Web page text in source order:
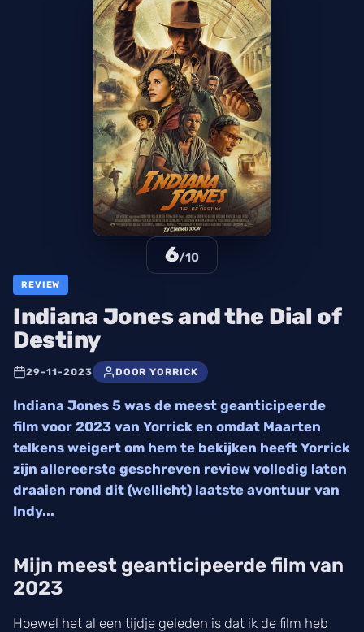
REVIEW
Indiana Jones and the Dial of
Destiny
29-11-2023 DOOR YORRICK
6/10
Indiana Jones 5 was de meest geanticipeerde
film voor 2023 van Yorrick en omdat Maarten
telkens weigert om hem te bekijken heeft Yorrick
zijn allereerste geschreven review volledig laten
draaien rond dit (wellicht) laatste avontuur van
Indy...
Mijn meest geanticipeerde film van
2023
Hoewel het al een tijdje geleden is dat ik de film heb